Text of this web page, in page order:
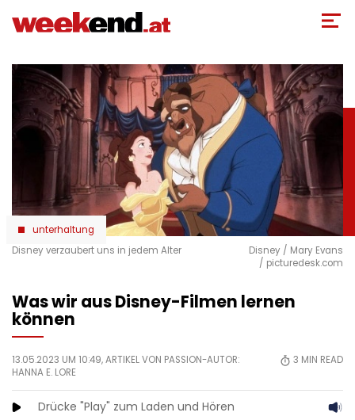
zum
unterhaltung
Disney verzaubert uns in jedem Alter
Disney / Mary Evans
/ picturedesk.com
Was wir aus Disney-Filmen lernen
können
13.05.2023 UM 10:49, ARTIKEL VON PASSION-AUTOR:
HANNA E. LORE
3 MIN READ
Drücke "Play" zum Laden und Hören